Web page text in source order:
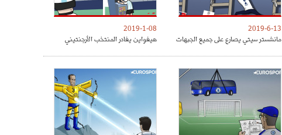
2019-6-13
مانشستر سيتي يصارع على جميع الجبهات
2019-1-08
هيغواين يغادر المنتخب الأرجنتيني